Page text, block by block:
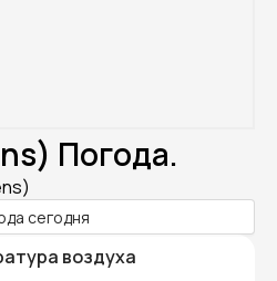
Погода.
сегодня
воздуха